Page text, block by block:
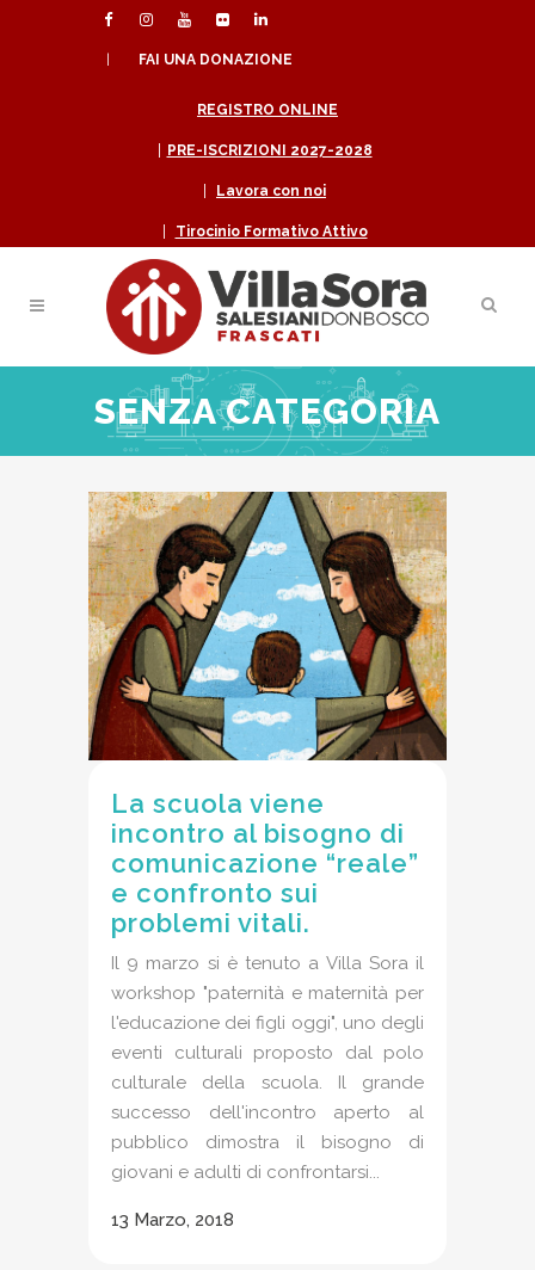
FAI UNA DONAZIONE
REGISTRO ONLINE
PRE-ISCRIZIONI 2027-2028
Lavora con noi
Tirocinio Formativo Attivo
SENZA CATEGORIA
La scuola viene
incontro al bisogno di
comunicazione “reale”
e confronto sui
problemi vitali.
Il 9 marzo si è tenuto a Villa Sora il
workshop "paternità e maternità per
l'educazione dei figli oggi", uno degli
eventi culturali proposto dal polo
culturale della scuola. Il grande
successo dell'incontro aperto al
pubblico dimostra il bisogno di
giovani e adulti di confrontarsi...
13 Marzo, 2018